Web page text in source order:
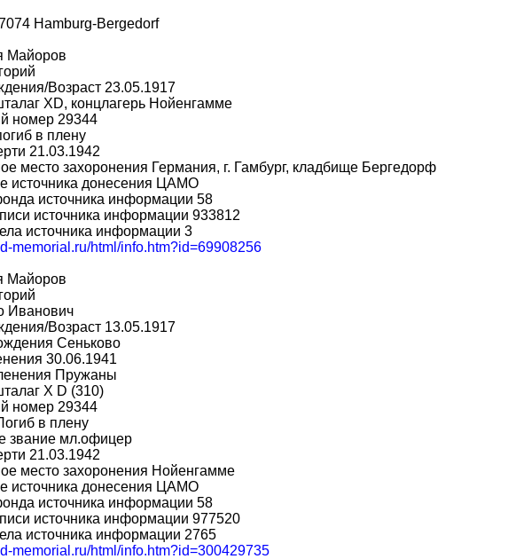
Hamburg-Bergedorf
Майоров
Возраст 23.05.1917
XD, концлагерь Нойенгамме
номер 29344
в плену
21.03.1942
место захоронения Германия, г. Гамбург, кладбище Бергедорф
источника донесения ЦАМО
источника информации 58
источника информации 933812
источника информации 3
memorial.ru/html/info.htm?id=69908256
Майоров
Иванович
Возраст 13.05.1917
Сеньково
30.06.1941
Пружаны
X D (310)
номер 29344
в плену
звание мл.офицер
21.03.1942
место захоронения Нойенгамме
источника донесения ЦАМО
источника информации 58
источника информации 977520
источника информации 2765
memorial.ru/html/info.htm?id=300429735